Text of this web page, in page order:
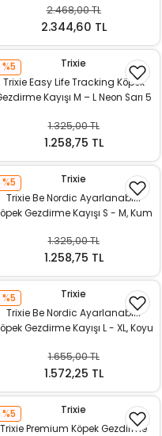
2.468,00 TL
2.344,60 TL
%5
Trixie
Trixie Easy Life Tracking Köpek
Kayışı M – L Neon Sarı 5
1.325,00 TL
1.258,75 TL
%5
Trixie
Trixie Be Nordic Ayarlanabilir
Gezdirme Kayışı S - M, Kum
1.325,00 TL
1.258,75 TL
%5
Trixie
Trixie Be Nordic Ayarlanabilir
Gezdirme Kayışı L - XL, Koyu
1.655,00 TL
1.572,25 TL
%5
Trixie
Trixie Premium Köpek Gezdirme